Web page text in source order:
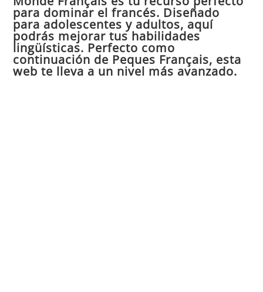
para dominar el francés. Diseñado
para adolescentes y adultos, aquí
podrás mejorar tus habilidades
lingüísticas. Perfecto como
continuación de Peques Français, esta
web te lleva a un nivel más avanzado.